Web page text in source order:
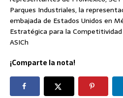
Parques Industriales, la
embajada de Estados Unidos en
Estratégica para la
ASICh
¡Comparte la nota!